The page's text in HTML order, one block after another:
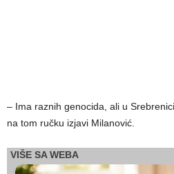
– Ima raznih genocida, ali u
na tom ručku izjavi Milanović.